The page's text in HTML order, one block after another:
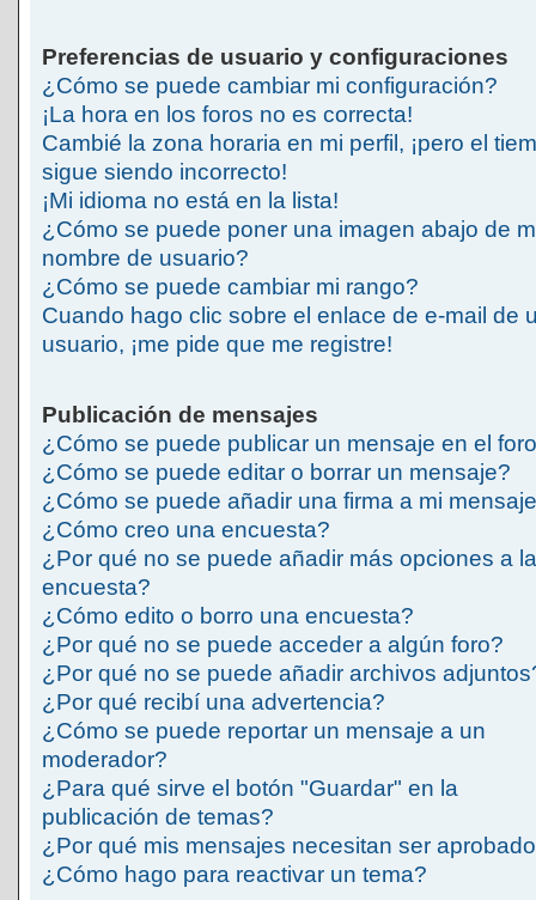
Preferencias de usuario y configuraciones
¿Cómo se puede cambiar mi configuración?
¡La hora en los foros no es correcta!
Cambié la zona horaria en mi perfil, ¡pero el
sigue siendo incorrecto!
¡Mi idioma no está en la lista!
¿Cómo se puede poner una imagen abajo de
nombre de usuario?
¿Cómo se puede cambiar mi rango?
Cuando hago clic sobre el enlace de e-mail de
usuario, ¡me pide que me registre!
Publicación de mensajes
¿Cómo se puede publicar un mensaje en el
¿Cómo se puede editar o borrar un mensaje?
¿Cómo se puede añadir una firma a mi
¿Cómo creo una encuesta?
¿Por qué no se puede añadir más opciones a la
encuesta?
¿Cómo edito o borro una encuesta?
¿Por qué no se puede acceder a algún foro?
¿Por qué no se puede añadir archivos
¿Por qué recibí una advertencia?
¿Cómo se puede reportar un mensaje a un
moderador?
¿Para qué sirve el botón "Guardar" en la
publicación de temas?
¿Por qué mis mensajes necesitan ser
¿Cómo hago para reactivar un tema?